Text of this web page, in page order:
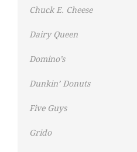
Chuck E. Cheese
Dairy Queen
Domino’s
Dunkin’ Donuts
Five Guys
Grido